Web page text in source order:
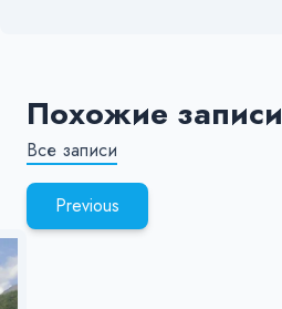
Похожие записи
Все записи
Previous